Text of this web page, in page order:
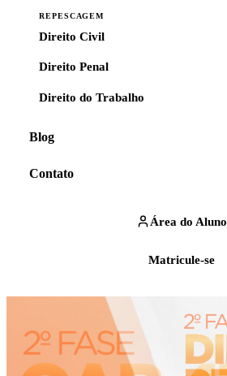
REPESCAGEM
Direito Civil
Direito Penal
Direito do Trabalho
Blog
Contato
Área do Aluno
Matricule-se